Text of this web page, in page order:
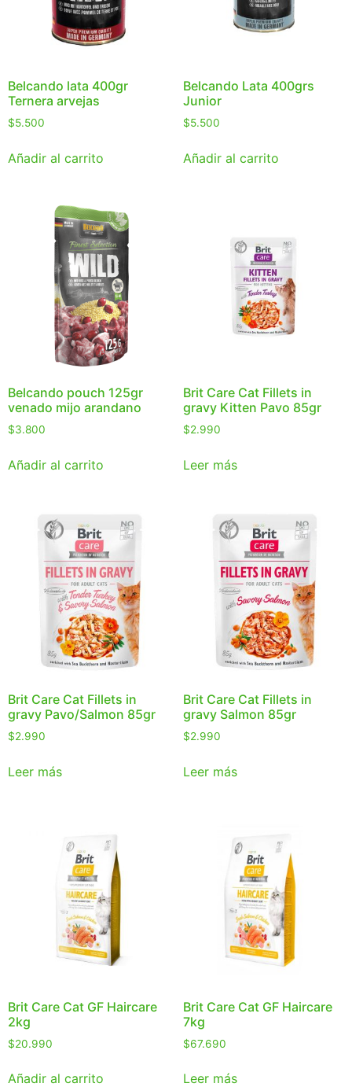
Belcando lata 400gr
Ternera arvejas
$5.500
Añadir al carrito
Belcando Lata 400grs
Junior
$5.500
Añadir al carrito
Belcando pouch 125gr
venado mijo arandano
$3.800
Añadir al carrito
Brit Care Cat Fillets in
gravy Kitten Pavo 85gr
$2.990
Leer más
Brit Care Cat Fillets in
gravy Pavo/Salmon 85gr
$2.990
Leer más
Brit Care Cat Fillets in
gravy Salmon 85gr
$2.990
Leer más
Brit Care Cat GF Haircare
2kg
$20.990
Añadir al carrito
Brit Care Cat GF Haircare
7kg
$67.690
Leer más